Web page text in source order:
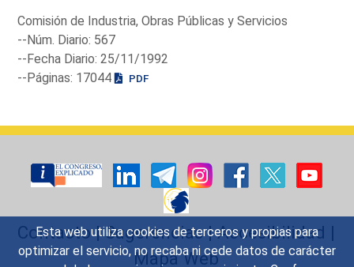
Esta web utiliza cookies de terceros y propias para
optimizar el servicio, no recaba ni cede datos de carácter
Comisión de Industria, Obras Públicas y Servicios
--Núm. Diario: 567
--Fecha Diario: 25/11/1992
--Páginas: 17044
PDF
Contacto|Sugerencias|Accesibilidad |
Mapa Web